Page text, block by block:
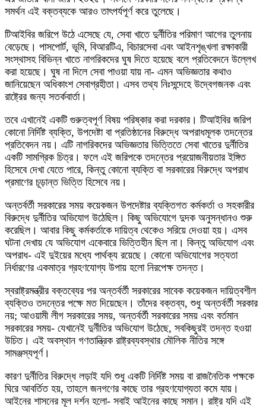
সমর্থন এই বক্তব্যকে আরও তাৎপর্যপূর্ণ করে তুলেছে।
টিআইবির জরিপে উঠে এসেছে যে, সেবা খাতে দুর্নীতির পরিমাণ আগের তুলনায়
বেড়েছে। পাসপোর্ট, ভূমি, বিআরটিএ, বিচারসেবা এবং আইনশৃঙ্খলা রক্ষাকারী
সংস্থাসহ বিভিন্ন খাতে নাগরিকদের ঘুষ দিতে হয়েছে বলে প্রতিবেদনে উল্লেখ
করা হয়েছে। ঘুষ না দিলে সেবা পাওয়া যায় না- এমন অভিজ্ঞতার কথাও
জানিয়েছেন অধিকাংশ সেবাগ্রহীতা। এসব তথ্য নিঃসন্দেহে উদ্বেগজনক এবং
রাষ্ট্রের জন্য সতর্কবার্তা।
তবে এখানেই একটি গুরুত্বপূর্ণ বিষয় পরিষ্কার করা দরকার। টিআইবির জরিপ
কোনো নির্দিষ্ট ব্যক্তি, উপদেষ্টা বা প্রতিষ্ঠানের বিরুদ্ধে অপরাধমূলক তদন্তের
প্রতিবেদন নয়। এটি নাগরিকদের অভিজ্ঞতার ভিত্তিতে সেবা খাতের দুর্নীতির
একটি সামগ্রিক চিত্র। ফলে এই জরিপকে তদন্তের প্রয়োজনীয়তার ইঙ্গিত
হিসেবে দেখা যেতে পারে, কিন্তু কোনো ব্যক্তি বা সরকারের বিরুদ্ধে অপরাধ
প্রমাণের চূড়ান্ত ভিত্তি হিসেবে নয়।
অন্তর্বর্তী সরকারের সময় কয়েকজন উপদেষ্টার ব্যক্তিগত কর্মকর্তা ও সহকারীর
বিরুদ্ধে দুর্নীতির অভিযোগ উঠেছিল। কিছু অভিযোগে দুদক অনুসন্ধানও শুরু
করেছিল। আবার কিছু কর্মকর্তাকে দায়িত্ব থেকেও সরিয়ে দেওয়া হয়। এসব
ঘটনা দেখায় যে অভিযোগ একেবারে ভিত্তিহীন ছিল না। কিন্তু অভিযোগ এবং
অপরাধ- এই দুইয়ের মধ্যে পার্থক্য রয়েছে। কোনো অভিযোগের সত্যতা
নির্ধারণের একমাত্র গ্রহণযোগ্য উপায় হলো নিরপেক্ষ তদন্ত।
স্বরাষ্ট্রমন্ত্রীর বক্তব্যের পর অন্তর্বর্তী সরকারের সাবেক কয়েকজন দায়িত্বশীল
ব্যক্তিও তদন্তের পক্ষে মত দিয়েছেন। তাঁদের বক্তব্য, শুধু অন্তর্বর্তী সরকার
নয়; আওয়ামী লীগ সরকারের সময়, অন্তর্বর্তী সরকারের সময় এবং বর্তমান
সরকারের সময়- যেখানেই দুর্নীতির অভিযোগ উঠেছে, সবকিছুরই তদন্ত হওয়া
উচিত। এই অবস্থান গণতান্ত্রিক রাষ্ট্রব্যবস্থার মৌলিক নীতির সঙ্গে
সামঞ্জস্যপূর্ণ।
কারণ দুর্নীতির বিরুদ্ধে লড়াই যদি শুধু একটি নির্দিষ্ট সময় বা রাজনৈতিক পক্ষকে
ঘিরে আবর্তিত হয়, তাহলে জনগণের কাছে তার গ্রহণযোগ্যতা কমে যায়।
আইনের শাসনের মূল দর্শন হলো- সবাই আইনের কাছে সমান। রাষ্ট্র যদি এই